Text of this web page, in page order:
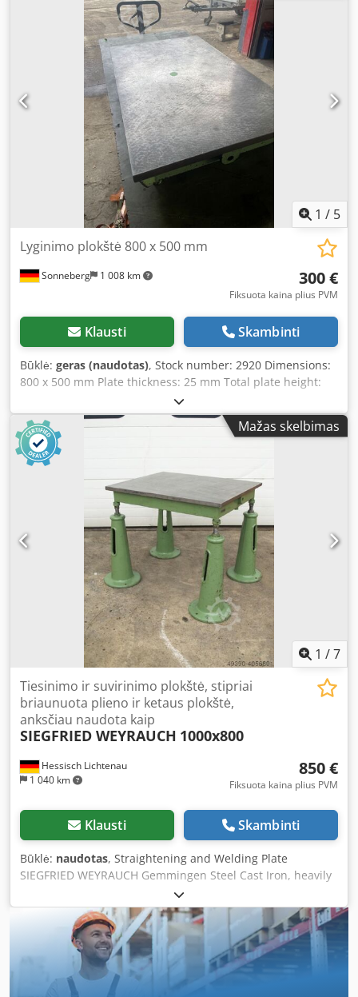
throughout - 4 pieces height-adjustable feet Weight: 1050
1 / 5
Sonneberg 1 008 km
Lyginimo plokštė 800 x 500 mm
300 €
Fiksuota kaina plius PVM
Klausti Skambinti
Būklė: geras (naudotas), Stock number: 2920 Dimensions:
800 x 500 mm Plate thickness: 25 mm Total plate height:
110 mm Crsdpjvcn U Nofx Amyef Condition: good Weight:
85 kg
Mažas skelbimas
1 /7
Hessisch Lichtenau
1 040 km
Tiesinimo ir suvirinimo plokštė, stipriai
briaunuota plieno ir ketaus plokštė,
anksčiau naudota kaip
SIEGFRIED WEYRAUCH 1000x800
850 €
Fiksuota kaina plius PVM
Klausti Skambinti
Būklė: naudotas, Straightening and Welding Plate
SIEGFRIED WEYRAUCH Gemmingen Steel Cast Iron, heavily
ribbed formerly used as a marking and measuring plate
heavy-duty straightening plate Length: 1,000 mm Width:
800 mm Credpfx Asd N H Dbemyef Thickness: 28/125 mm
Working height: approx. 850 mm - Feet with adjustment
screws for precise leveling of the plate Weight: 370 kg good
surface condition